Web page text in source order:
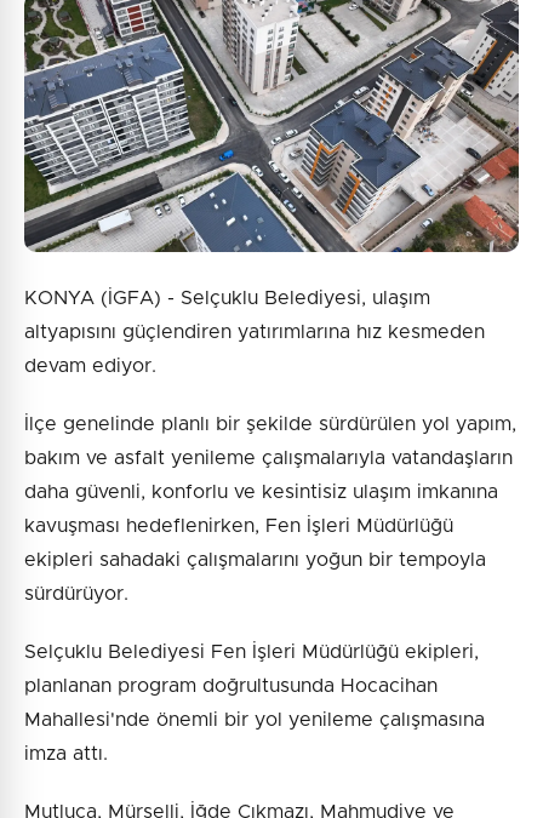
KONYA (İGFA) - Selçuklu Belediyesi, ulaşım
altyapısını güçlendiren yatırımlarına hız kesmeden
devam ediyor.
İlçe genelinde planlı bir şekilde sürdürülen yol yapım,
bakım ve asfalt yenileme çalışmalarıyla vatandaşların
daha güvenli, konforlu ve kesintisiz ulaşım imkanına
kavuşması hedeflenirken, Fen İşleri Müdürlüğü
ekipleri sahadaki çalışmalarını yoğun bir tempoyla
sürdürüyor.
Selçuklu Belediyesi Fen İşleri Müdürlüğü ekipleri,
planlanan program doğrultusunda Hocacihan
Mahallesi'nde önemli bir yol yenileme çalışmasına
imza attı.
Mutluca, Mürselli, İğde Çıkmazı, Mahmudiye ve